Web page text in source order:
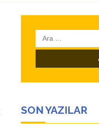
Arama:
SON YAZILAR